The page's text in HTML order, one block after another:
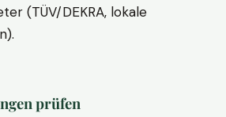
(TÜV/DEKRA, lokale
prüfen